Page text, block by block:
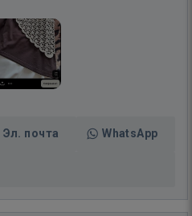
Эл. почта WhatsApp